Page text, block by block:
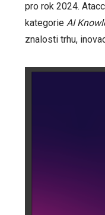
pro rok 2024.
kategorie AI
znalosti trhu,